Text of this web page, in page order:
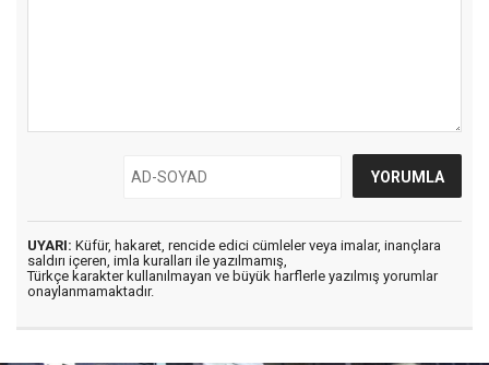
UYARI: Küfür, hakaret, rencide edici cümleler veya imalar, inançlara
saldırı içeren, imla kuralları ile yazılmamış,
Türkçe karakter kullanılmayan ve büyük harflerle yazılmış yorumlar
onaylanmamaktadır.